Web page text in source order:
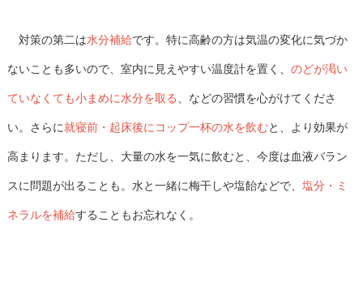
対策の第二は水分補給です。特に高齢の方は気温の変化に気づか
ないことも多いので、室内に見えやすい温度計を置く、 のどが渇い
ていなくても小まめに水分を取る、などの習慣を心がけてくださ
い。さらに就寝前・起床後にコップ一杯の水を飲むと、より効果が
高まります。ただし、大量の水を一気に飲むと、今度は血液バラン
スに問題が出ることも。水と一緒に梅干しや塩飴などで、 塩分・ミ
ネラルを補給することもお忘れなく。